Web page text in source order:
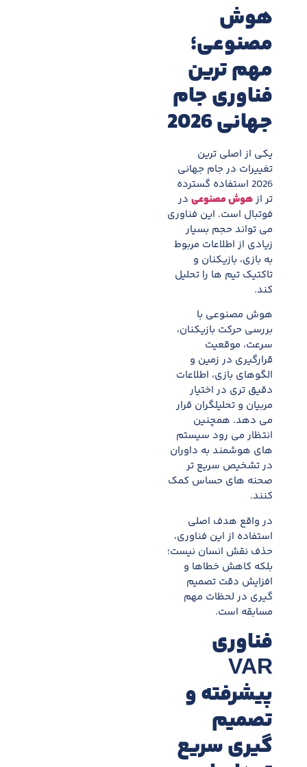
هوش
مصنوعی؛
مهم ترین
فناوری جام
جهانی 2026
یکی از اصلی ترین
تغییرات در جام جهانی
2026 استفاده گسترده
تر ازهوش مصنوعی در
فوتبال است. این فناوری
می تواند حجم بسیار
زیادی از اطلاعات مربوط
به بازی، بازیکنان و
تاکتیک تیم ها را تحلیل
کند.
هوش مصنوعی با
بررسی حرکت بازیکنان،
سرعت، موقعیت
قرارگیری در زمین و
الگوهای بازی، اطلاعات
دقیق تری در اختیار
مربیان و تحلیلگران قرار
می دهد. همچنین
انتظار می رود سیستم
های هوشمند به داوران
در تشخیص سریع تر
صحنه های حساس کمک
کنند.
در واقع هدف اصلی
استفاده از این فناوری،
حذف نقش انسان نیست؛
بلکه کاهش خطاها و
افزایش دقت تصمیم
گیری در لحظات مهم
مسابقه است.
فناوری
VAR
پیشرفته و
تصمیم
گیری سریع